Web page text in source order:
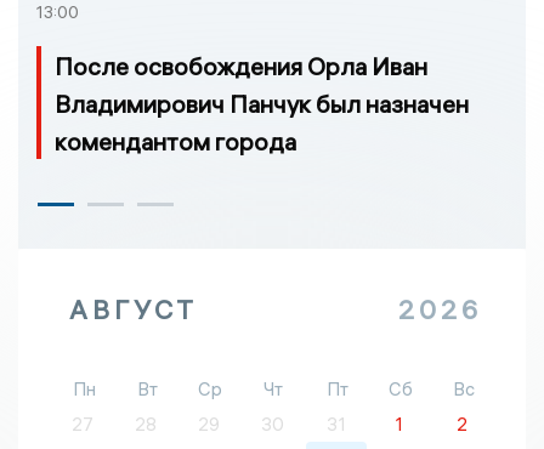
13:00
После освобождения Орла Иван
Владимирович Панчук был назначен
комендантом города
АВГУСТ 2026
Пн Вт Ср Чт Пт Сб
Вс
27
28 29 30 31 1
2